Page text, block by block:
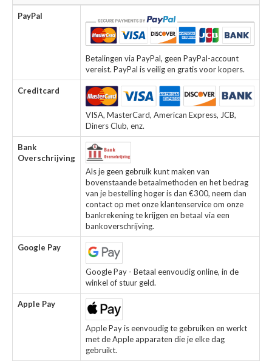
PayPal
Betalingen via PayPal, geen PayPal-account
vereist. PayPal is veilig en gratis voor kopers.
Creditcard
VISA, MasterCard, American Express, JCB,
Diners Club, enz.
Bank
Overschrijving
Als je geen gebruik kunt maken van
bovenstaande betaalmethoden en het bedrag
van je bestelling hoger is dan €300, neem dan
contact op met onze klantenservice om onze
bankrekening te krijgen en betaal via een
bankoverschrijving.
Google Pay
Google Pay - Betaal eenvoudig online, in de
winkel of stuur geld.
Apple Pay
Apple Pay is eenvoudig te gebruiken en werkt
met de Apple apparaten die je elke dag
gebruikt.